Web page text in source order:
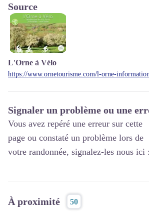
Source
L'Orne à Vélo
https://www.ornetourisme.com/l-orne-
Signaler un problème ou une
Vous avez repéré une erreur sur cette
page ou constaté un problème lors de
votre randonnée, signalez-les nous ici :
À proximité 50